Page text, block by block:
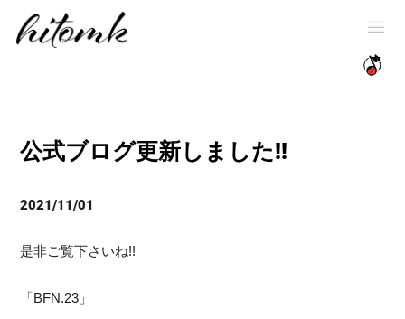
公式ブログ更新しました!!
2021/11/01
是非ご覧下さいね!!
「BFN.23」